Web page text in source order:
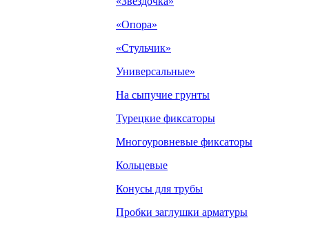
«Опора»
«Стульчик»
Универсальные»
На сыпучие грунты
Турецкие фиксаторы
Многоуровневые фиксаторы
Кольцевые
Конусы для трубы
Пробки заглушки арматуры